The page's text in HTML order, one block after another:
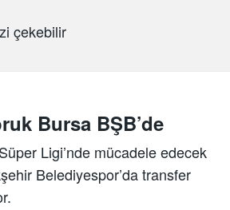
çekebilir
Bursa BŞB’de
Ligi’nde mücadele edecek
Belediyespor’da transfer